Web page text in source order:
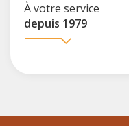
À votre service
depuis 1979